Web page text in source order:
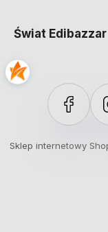
Świat Edibazzar
Sklep internetowy